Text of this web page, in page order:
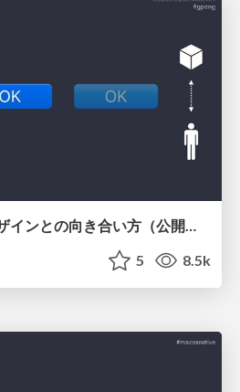
インターフェイスデザインとの向き合い方（公開版）/ How to face interface design
5 8.5k